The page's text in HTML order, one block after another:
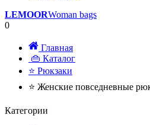
LEMOORWoman bags
0
Главная
👜 Каталог
⭐ Рюкзаки
⭐ Женские повседневные
Категории